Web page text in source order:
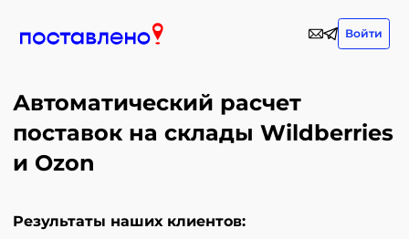
Войти
Автоматический расчет
поставок на склады Wildberries
и Ozon
Результаты наших клиентов: